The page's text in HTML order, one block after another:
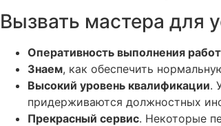
Вызвать мастера для
Оперативность выполнения работ
Знаем, как обеспечить
Высокий уровень квалификации.
придерживаются должностных
Прекрасный сервис. Некоторые